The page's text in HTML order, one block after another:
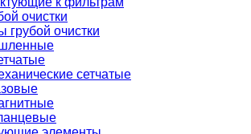
очистки
грубой очистки
сетчатые